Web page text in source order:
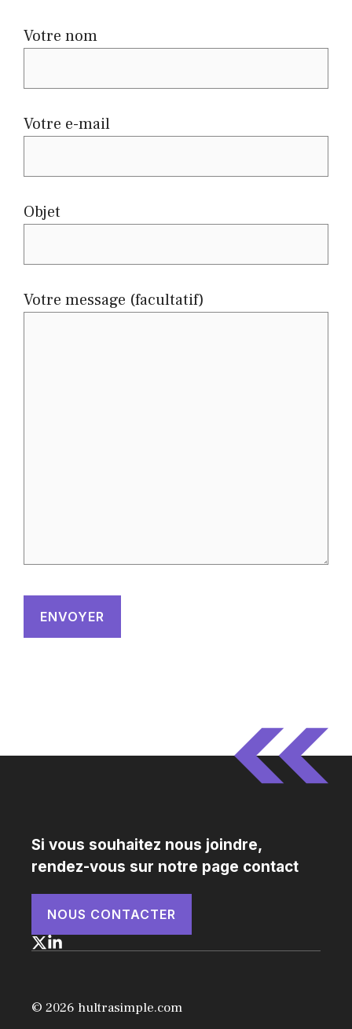
Votre nom
Votre e-mail
Objet
Votre message (facultatif)
Si vous souhaitez nous joindre,
rendez-vous sur notre page contact
NOUS CONTACTER
© 2026 hultrasimple.com